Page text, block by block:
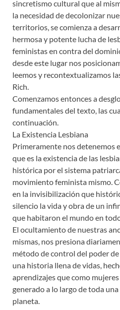
sincretismo cultural que al
la necesidad de decolonizar
territorios, se comienza a
hermosa y potente lucha de
feministas en contra del
desde este lugar nos
leemos y recontextualizamos
Rich.
Comenzamos entonces a
fundamentales del texto, las
continuación.
La Existencia Lesbiana
Primeramente nos detenemos
que es la existencia de las
histórica por el sistema
movimiento feminista mismo.
en la invisibilización que
silencio la vida y obra de un
que habitaron el mundo en
El ocultamiento de nuestras
mismas, nos presiona
método de control del poder
una historia llena de vidas,
aprendizajes que como
generado a lo largo de toda
planeta.